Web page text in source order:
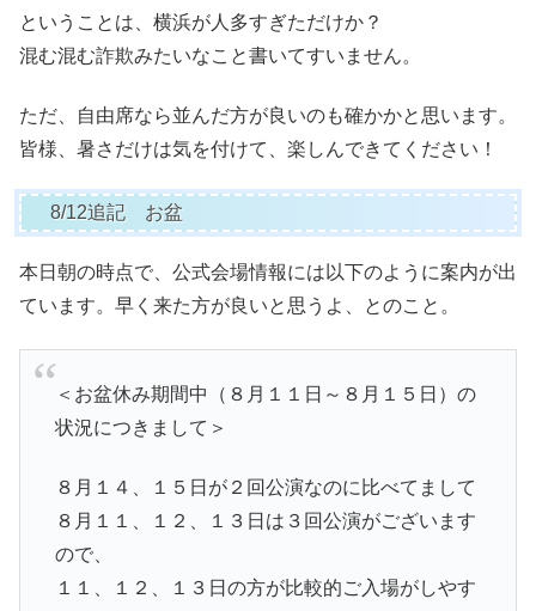
ということは、横浜が人多すぎただけか？
混む混む詐欺みたいなこと書いてすいません。
ただ、自由席なら並んだ方が良いのも確かかと思います。
皆様、暑さだけは気を付けて、楽しんできてください！
8/12追記 お盆
本日朝の時点で、公式会場情報には以下のように案内が出
ています。早く来た方が良いと思うよ、とのこと。
＜お盆休み期間中（８月１１日～８月１５日）の
状況につきまして＞
８月１４、１５日が２回公演なのに比べてまして
８月１１、１２、１３日は３回公演がございます
ので、
１１、１２、１３日の方が比較的ご入場がしやす